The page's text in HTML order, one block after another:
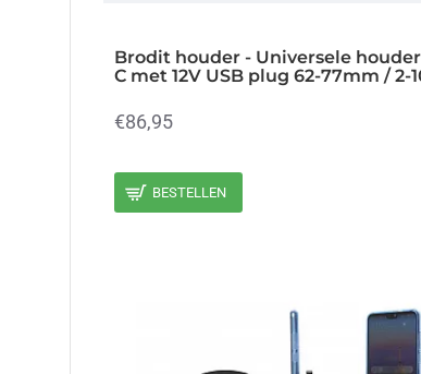
Brodit houder - Universele houder
C met 12V USB plug 62-77mm / 2-
€86,95
BESTELLEN